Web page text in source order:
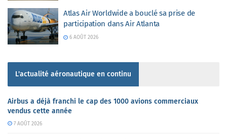
Atlas Air Worldwide a bouclé sa prise de
participation dans Air Atlanta
6 AOÛT 2026
L'actualité aéronautique en continu
Airbus a déjà franchi le cap des 1000 avions commerciaux
vendus cette année
7 AOÛT 2026